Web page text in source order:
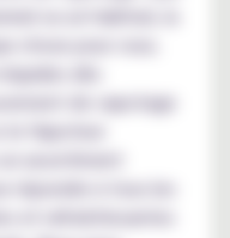
ou un habitué, la
chose pour vous.
dès
de vapotage
Vapoteur
assortiment
répondre à tous les